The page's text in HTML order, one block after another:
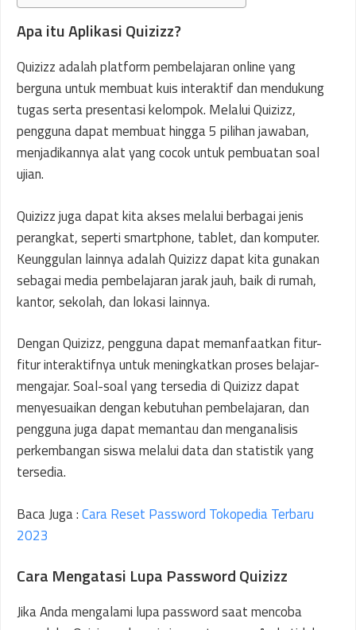
Apa itu Aplikasi Quizizz?
Quizizz adalah platform pembelajaran online yang
berguna untuk membuat kuis interaktif dan mendukung
tugas serta presentasi kelompok. Melalui Quizizz,
pengguna dapat membuat hingga 5 pilihan jawaban,
menjadikannya alat yang cocok untuk pembuatan soal
ujian.
Quizizz juga dapat kita akses melalui berbagai jenis
perangkat, seperti smartphone, tablet, dan komputer.
Keunggulan lainnya adalah Quizizz dapat kita gunakan
sebagai media pembelajaran jarak jauh, baik di rumah,
kantor, sekolah, dan lokasi lainnya.
Dengan Quizizz, pengguna dapat memanfaatkan fitur-
fitur interaktifnya untuk meningkatkan proses belajar-
mengajar. Soal-soal yang tersedia di Quizizz dapat
menyesuaikan dengan kebutuhan pembelajaran, dan
pengguna juga dapat memantau dan menganalisis
perkembangan siswa melalui data dan statistik yang
tersedia.
Baca Juga :Cara Reset Password Tokopedia Terbaru
2023
Cara Mengatasi Lupa Password Quizizz
Jika Anda mengalami lupa password saat mencoba